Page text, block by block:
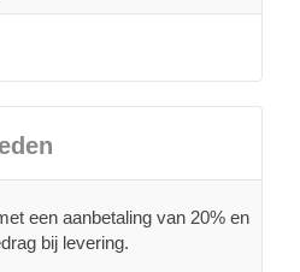
een aanbetaling van 20% en
bij levering.